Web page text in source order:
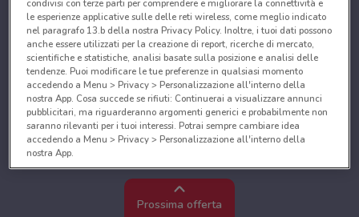
Prossima offerta
condivisi con terze parti per comprendere e migliorare la connettività e
le esperienze applicative sulle delle reti wireless, come meglio indicato
nel paragrafo 13.b della nostra Privacy Policy. Inoltre, i tuoi dati possono
anche essere utilizzati per la creazione di report, ricerche di mercato,
scientifiche e statistiche, analisi basate sulla posizione e analisi delle
tendenze. Puoi modificare le tue preferenze in qualsiasi momento
accedendo a Menu > Privacy > Personalizzazione all'interno della
nostra App. Cosa succede se rifiuti: Continuerai a visualizzare annunci
pubblicitari, ma riguarderanno argomenti generici e probabilmente non
saranno rilevanti per i tuoi interessi. Potrai sempre cambiare idea
accedendo a Menu > Privacy > Personalizzazione all'interno della
nostra App.
Noi e i nostri partner trattiamo i dati per fornire:
Utilizzare dati di geolocalizzazione precisi. Scansione attiva delle
caratteristiche del dispositivo ai fini dell’identificazione. Archiviare